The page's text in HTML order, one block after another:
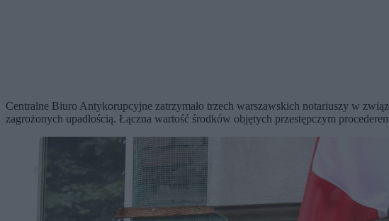
Centralne Biuro Antykorupcyjne zatrzymało trzech warszawskich notariuszy w
zagrożonych upadłością. Łączna wartość środków objętych przestępczym